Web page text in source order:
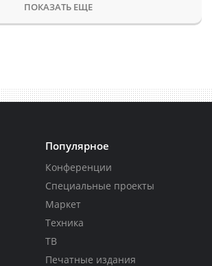
ПОКАЗАТЬ ЕЩЕ
Популярное
Конференции
Специальные проекты
Маркет
Техника
ТВ
Печатные издания